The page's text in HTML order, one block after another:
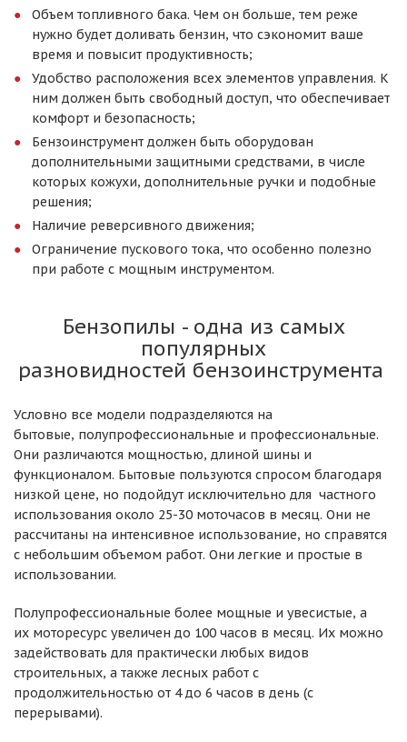
Объем топливного бака. Чем он больше, тем реже
нужно будет доливать бензин, что сэкономит ваше
время и повысит продуктивность;
Удобство расположения всех элементов управления. К
ним должен быть свободный доступ, что обеспечивает
комфорт и безопасность;
Бензоинструмент должен быть оборудован
дополнительными защитными средствами, в числе
которых кожухи, дополнительные ручки и подобные
решения;
Наличие реверсивного движения;
Ограничение пускового тока, что особенно полезно
при работе с мощным инструментом.
Бензопилы - одна из самых
популярных
разновидностей бензоинструмента
Условно все модели подразделяются на
бытовые, полупрофессиональные и профессиональные.
Они различаются мощностью, длиной шины и
функционалом. Бытовые пользуются спросом благодаря
низкой цене, но подойдут исключительно для частного
использования около 25-30 моточасов в месяц. Они не
рассчитаны на интенсивное использование, но справятся
с небольшим объемом работ. Они легкие и простые в
использовании.
Полупрофессиональные более мощные и увесистые, а
их моторесурс увеличен до 100 часов в месяц. Их можно
задействовать для практически любых видов
строительных, а также лесных работ с
продолжительностью от 4 до 6 часов в день (с
перерывами).